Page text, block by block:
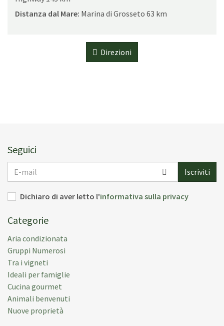
Distanza dal Mare: Marina di Grosseto 63 km
Direzioni
Seguici
mail
Iscriviti
Dichiaro di aver letto l'informativa sulla privacy
Categorie
Aria condizionata
Gruppi Numerosi
Tra i vigneti
Ideali per famiglie
Cucina gourmet
Animali benvenuti
Nuove proprietà